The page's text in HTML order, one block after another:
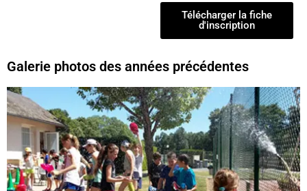
Télécharger la fiche
d'inscription
Galerie photos des années précédentes